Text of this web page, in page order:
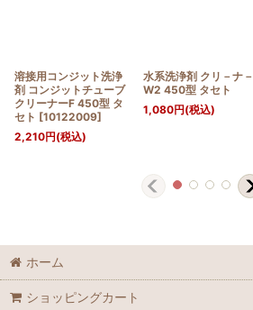
溶接用コンジット洗浄
剤 コンジットチューブ
クリーナーF 450型 タ
セト [10122009]
2,210円(税込)
水系洗浄剤 クリ－ナ－
W2 450型 タセト
1,080円(税込)
ホーム
ショッピングカート